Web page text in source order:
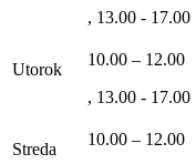
, 13.00 - 17.00
Utorok
10.00 – 12.00
, 13.00 - 17.00
Streda
10.00 – 12.00